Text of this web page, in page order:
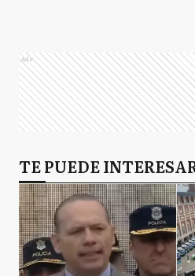
Ads
TE PUEDE